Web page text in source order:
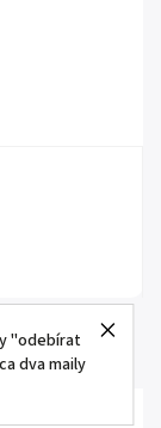
"odebírat
dva maily